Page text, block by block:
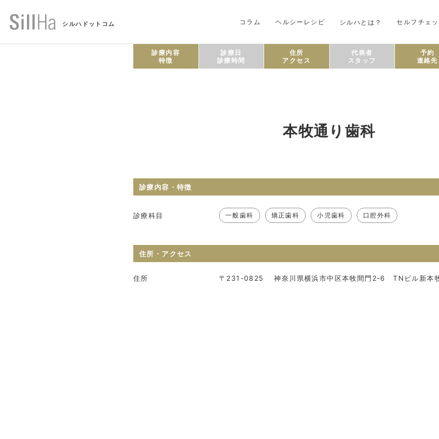
シルハドットコム コラム ヘルシーレシピ シルハとは？ セルフチェ
診療内容
特徴
診療日
診療時間
住所
アクセス
代表者
スタッフ
予約
連絡先
本牧通り歯科
診療内容・特徴
診療科目 一般歯科 矯正歯科 小児歯科 口腔外科
住所・アクセス
住所 〒231-0825 神奈川県横浜市中区本牧間門2-6 TNビル新本